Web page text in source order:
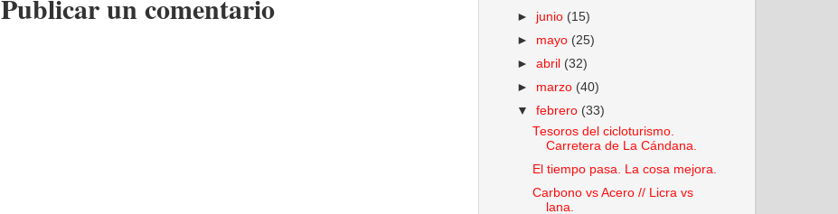
Publicar un comentario
► junio (15)
► mayo (25)
►abril (32)
► marzo (40)
▼febrero (33)
Tesoros del cicloturismo.
Carretera de La Cándana.
El tiempo pasa. La cosa mejora.
Carbono vs Acero // Licra vs
lana.